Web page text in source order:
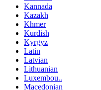
Kannada
Kazakh
Khmer
Kurdish
Kyrgyz
Latin
Latvian
Lithuanian
Luxembou..
Macedonian